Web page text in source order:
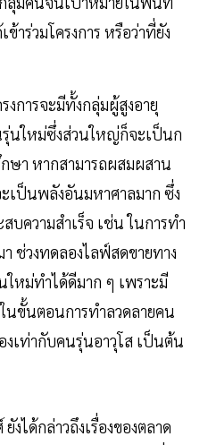
าร่วมโครงการ หรือว่าที่ยัง
การจะมีทั้งกลุ่มผู้สูงอายุ
นใหม่ซึ่งส่วนใหญ่ก็จะเป็นก
ษา หากสามารถผสมผสาน
เป็นพลังอันมหาศาลมาก ซึ่ง
ความสำเร็จ เช่น ในการทำ
ช่วงทดลองไลฟ์สดขายทาง
หม่ทำได้ดีมาก ๆ เพราะมี
ขั้นตอนการทำลวดลายคน
งเท่ากับคนรุ่นอาวุโส เป็นต้น
งได้กล่าวถึงเรื่องของตลาด